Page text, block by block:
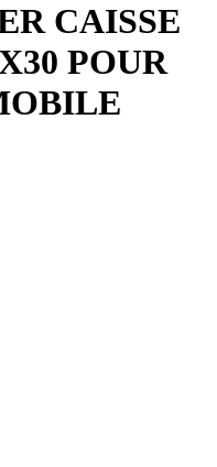
CAISSE
POUR